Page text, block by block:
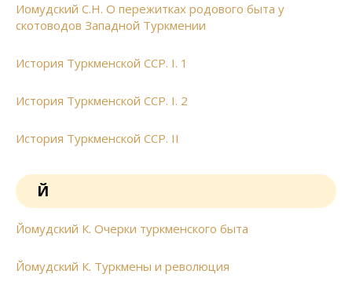
Иомудский С.Н. О пережитках родового быта у
скотоводов Западной Туркмении
История Туркменской ССР. I. 1
История Туркменской ССР. I. 2
История Туркменской ССР. II
Й
Йомудский К. Очерки туркменского быта
Йомудский К. Туркмены и революция